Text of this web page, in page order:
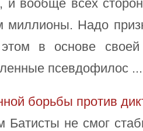
и вообще всех
миллионы. Надо
в основе
псевдофилос ...
борьбы против
Батисты не смог